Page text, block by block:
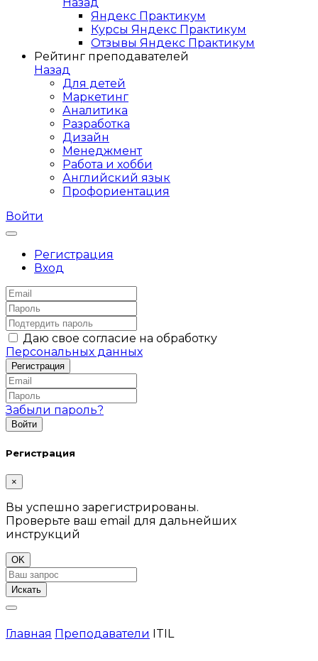
Яндекс Практикум
Курсы Яндекс Практикум
Отзывы Яндекс Практикум
Рейтинг преподавателей
Назад
Для детей
Маркетинг
Аналитика
Разработка
Дизайн
Менеджмент
Работа и хобби
Английский язык
Профориентация
Войти
Регистрация
Вход
Даю свое согласие на обработку
Персональных данных
Забыли пароль?
Регистрация
×
Вы успешно зарегистрированы.
Проверьте ваш email для дальнейших
инструкций
OK
Искать
Главная Преподаватели ITIL